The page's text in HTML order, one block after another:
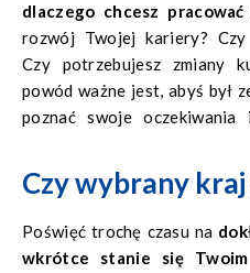
dlaczego chcesz
rozwój Twojej kariery? Czy
Czy potrzebujesz zmiany
powód ważne jest, abyś był
poznać swoje
możesz zmienić zdanie i
powrót jest możliwy, ale
skomplikowana i kosztowna.
Czy wybrany
Poświęć trochę czasu na
wkrótce stanie się Twoim